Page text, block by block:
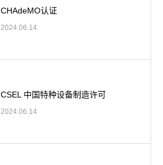
CHAdeMO认证
2024.06.14
CSEL 中国特种设备制造许可
2024.06.14